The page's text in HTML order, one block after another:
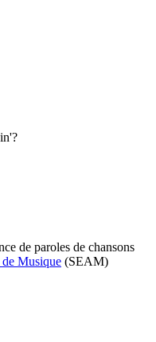
de paroles de chansons
de Musique (SEAM)